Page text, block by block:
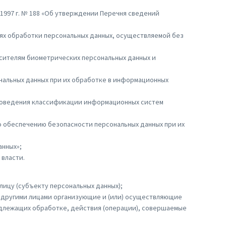
г. № 188 «Об утверждении Перечня сведений
обработки персональных данных, осуществляемой без
биометрических персональных данных и
данных при их обработке в информационных
классификации информационных систем
безопасности персональных данных при их
(субъекту персональных данных);
лицами организующие и (или) осуществляющие
обработке, действия (операции), совершаемые